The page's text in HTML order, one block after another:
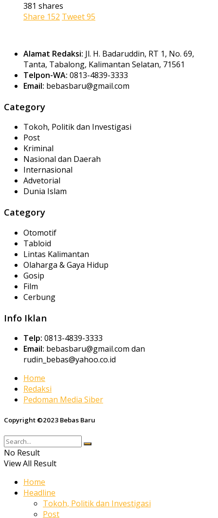
381 shares
Share 152 Tweet95
Alamat Redaksi: Jl. H. Badaruddin, RT 1, No. 69,
Tanta, Tabalong, Kalimantan Selatan, 71561
Telpon-WA: 0813-4839-3333
Email: bebasbaru@gmail.com
Category
Tokoh, Politik dan Investigasi
Post
Kriminal
Nasional dan Daerah
Internasional
Advetorial
Dunia Islam
Category
Otomotif
Tabloid
Lintas Kalimantan
Olaharga & Gaya Hidup
Gosip
Film
Cerbung
Info Iklan
Telp: 0813-4839-3333
Email: bebasbaru@gmail.com dan
rudin_bebas@yahoo.co.id
Home
Redaksi
Pedoman Media Siber
Copyright ©2023 Bebas Baru
No Result
View All Result
Home
Headline
Tokoh, Politik dan Investigasi
Post